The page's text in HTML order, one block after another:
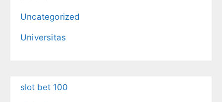
Uncategorized
Universitas
slot bet 100